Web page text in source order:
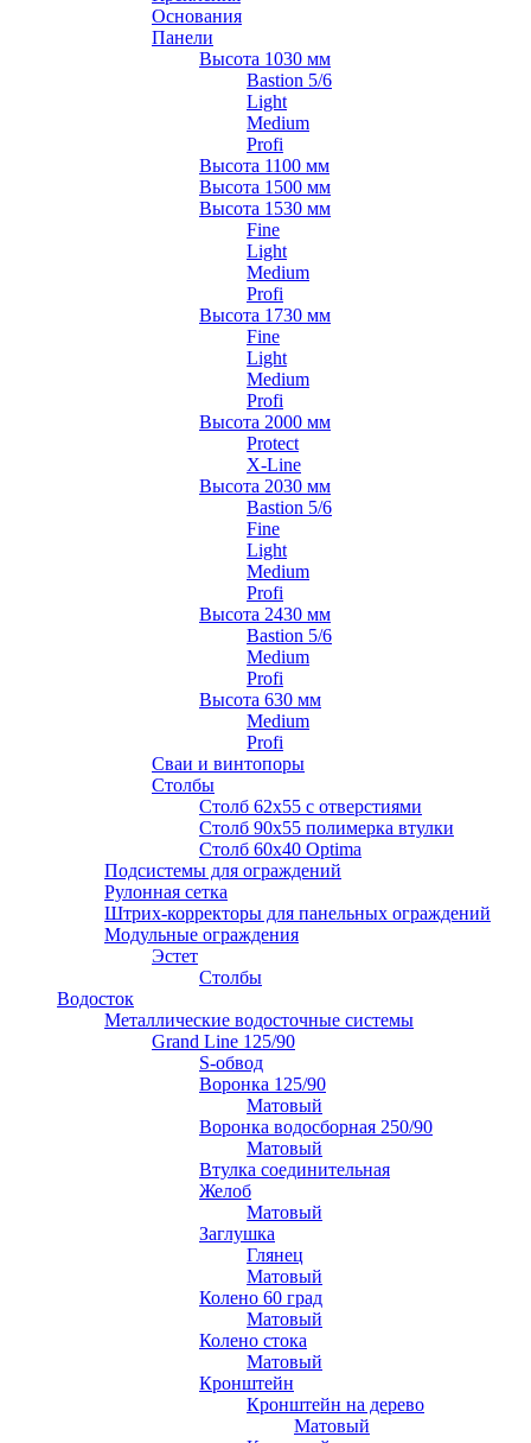
Основания
Панели
Высота 1030 мм
Bastion 5/6
Light
Medium
Profi
Высота 1100 мм
Высота 1500 мм
Высота 1530 мм
Fine
Light
Medium
Profi
Высота 1730 мм
Fine
Light
Medium
Profi
Высота 2000 мм
Protect
X-Line
Высота 2030 мм
Bastion 5/6
Fine
Light
Medium
Profi
Высота 2430 мм
Bastion 5/6
Medium
Profi
Высота 630 мм
Medium
Profi
Сваи и винтопоры
Столбы
Cтолб 62х55 с отверстиями
Cтолб 90х55 полимерка втулки
Столб 60х40 Optima
Подсистемы для ограждений
Рулонная сетка
Штрих-корректоры для панельных ограждений
Модульные ограждения
Эстет
Столбы
Водосток
Металлические водосточные системы
Grand Line 125/90
S-обвод
Воронка 125/90
Матовый
Воронка водосборная 250/90
Матовый
Втулка соединительная
Желоб
Матовый
Заглушка
Глянец
Матовый
Колено 60 град
Матовый
Колено стока
Матовый
Кронштейн
Кронштейн на дерево
Матовый